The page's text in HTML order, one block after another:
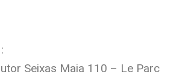
Seixas Maia 110 – Le Parc